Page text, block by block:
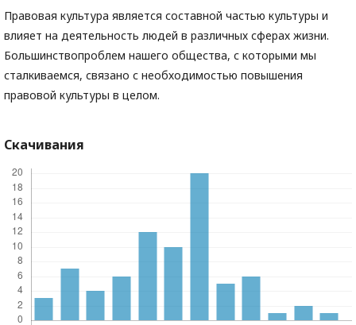
Правовая культура является составной частью культуры и
влияет на деятельность людей в различных сферах жизни.
Большинствопроблем нашего общества, с которыми мы
сталкиваемся, связано с необходимостью повышения
правовой культуры в целом.
Скачивания